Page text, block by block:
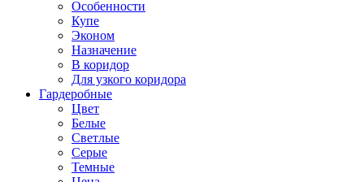
Особенности
Купе
Эконом
Назначение
В коридор
Для узкого коридора
Гардеробные
Цвет
Белые
Светлые
Серые
Темные